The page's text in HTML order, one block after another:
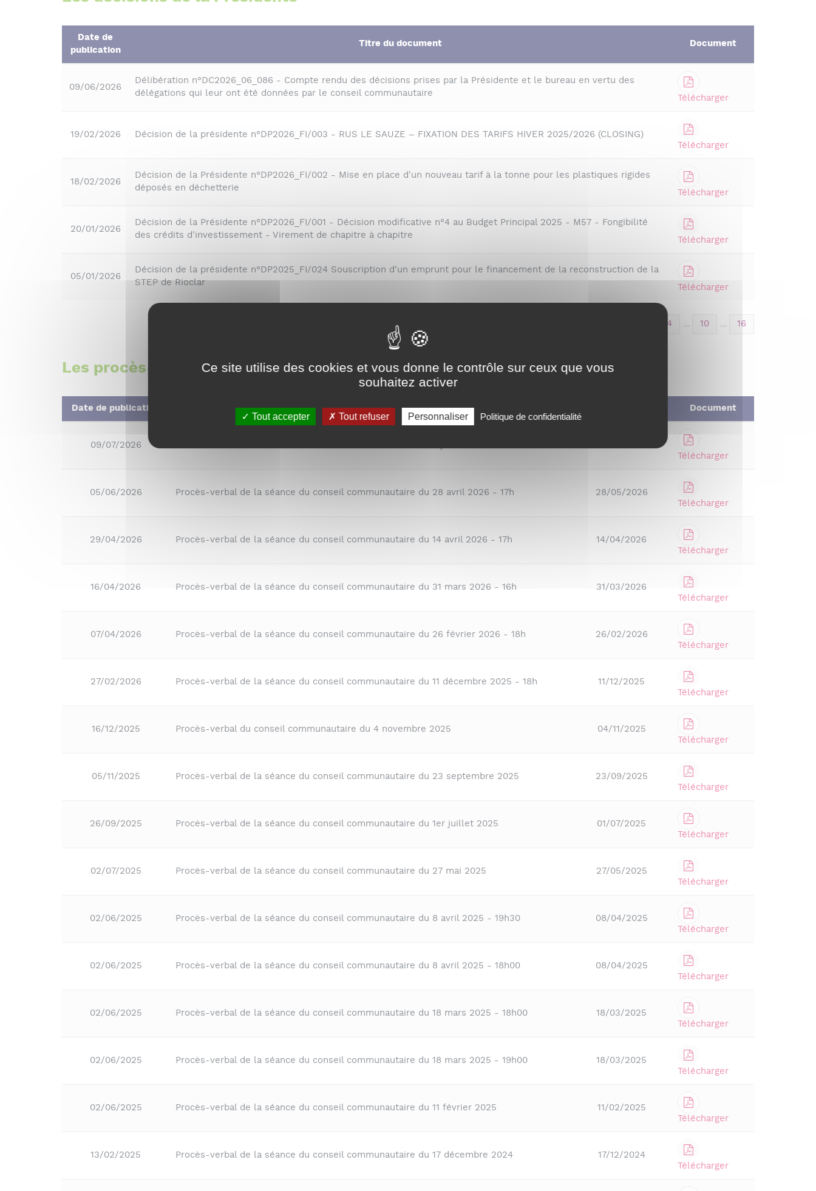
Date de
publication
Titre du document Document
09/06/2026
Délibération n°DC2026_06_086 - Compte rendu des décisions prises par la Présidente et le bureau en vertu des
délégations qui leur ont été données par le conseil communautaire
Télécharger
19/02/2026
Décision de la présidente n°DP2026_FI/003 - RUS LE SAUZE – FIXATION DES TARIFS HIVER 2025/2026 (CLOSING)
Télécharger
18/02/2026
Décision de la Présidente n°DP2026_FI/002 - Mise en place d'un nouveau tarif à la tonne pour les plastiques rigides
déposés en déchetterie
Télécharger
20/01/2026
Décision de la Présidente n°DP2026_FI/001 - Décision modificative n°4 au Budget Principal 2025 - M57 - Fongibilité
des crédits d'investissement - Virement de chapitre à chapitre
Télécharger
05/01/2026
Décision de la présidente n°DP2025_FI/024 Souscription d'un emprunt pour le financement de la reconstruction de la
STEP de Rioclar
Télécharger
4 ... 10 ... 16
Les procès-verbaux des conseils communautaires
Date de publication Titre du document Document
09/07/2026
Télécharger
05/06/2026 Procès-verbal de la séance du conseil communautaire du 28 avril 2026 - 17h
28/05/2026
Télécharger
29/04/2026 Procès-verbal de la séance du conseil communautaire du 14 avril 2026 - 17h
14/04/2026
Télécharger
16/04/2026 Procès-verbal de la séance du conseil communautaire du 31 mars 2026 - 16h
31/03/2026
Télécharger
07/04/2026 Procès-verbal de la séance du conseil communautaire du 26 février 2026 - 18h
26/02/2026
Télécharger
27/02/2026 Procès-verbal de la séance du conseil communautaire du 11 décembre 2025 - 18h
11/12/2025
Télécharger
16/12/2025 Procès-verbal du conseil communautaire du 4 novembre 2025
04/11/2025
Télécharger
05/11/2025 Procès-verbal de la séance du conseil communautaire du 23 septembre 2025
23/09/2025
Télécharger
26/09/2025 Procès-verbal de la séance du conseil communautaire du 1er juillet 2025
01/07/2025
Télécharger
02/07/2025 Procès-verbal de la séance du conseil communautaire du 27 mai 2025
27/05/2025
Télécharger
02/06/2025 Procès-verbal de la séance du conseil communautaire du 8 avril 2025 - 19h30
08/04/2025
Télécharger
02/06/2025 Procès-verbal de la séance du conseil communautaire du 8 avril 2025 - 18h00
08/04/2025
Télécharger
02/06/2025 Procès-verbal de la séance du conseil communautaire du 18 mars 2025 - 18h00
18/03/2025
Télécharger
02/06/2025 Procès-verbal de la séance du conseil communautaire du 18 mars 2025 - 19h00
18/03/2025
Télécharger
02/06/2025 Procès-verbal de la séance du conseil communautaire du 11 février 2025
11/02/2025
Télécharger
13/02/2025 Procès-verbal de la séance du conseil communautaire du 17 décembre 2024
17/12/2024
Télécharger
Ce site utilise des cookies et vous donne le contrôle sur ceux que vous
souhaitez activer
Tout accepter Tout refuser Personnaliser Politique de confidentialité